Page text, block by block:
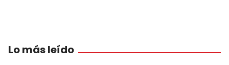
Lo más leído